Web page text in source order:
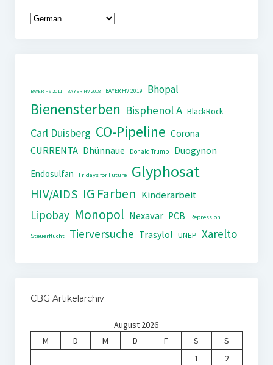
BAYER HV 2011 BAYER HV 2018 BAYER HV 2019 Bhopal
Bienensterben Bisphenol A BlackRock
Carl Duisberg CO-Pipeline Corona
CURRENTA Dhünnaue Donald Trump
Duogynon
Endosulfan
Fridays for Future Glyphosat
HIV/AIDS IG Farben Kinderarbeit
Lipobay Monopol Nexavar PCB Repression
Steuerflucht Tierversuche Trasylol UNEP Xarelto
CBG Artikelarchiv
August 2026
M
D M D F S
S
1
2